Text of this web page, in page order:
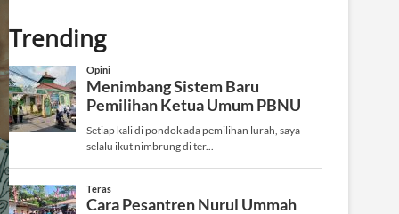
Trending